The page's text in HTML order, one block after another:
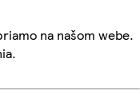
na našom webe.